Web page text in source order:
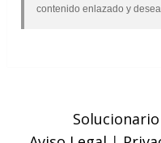
contenido enlazado y
Solucionario